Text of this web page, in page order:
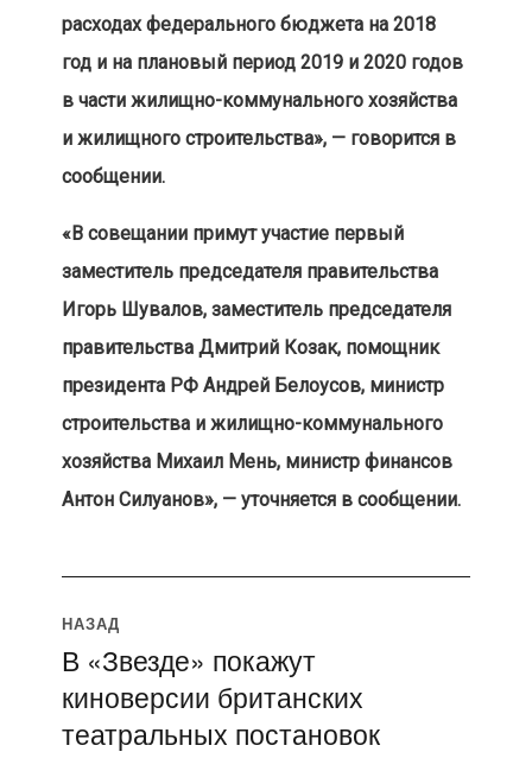
расходах федерального бюджета на 2018
год и на плановый период 2019 и 2020 годов
в части жилищно-коммунального хозяйства
и жилищного строительства», — говорится в
сообщении.
«В совещании примут участие первый
заместитель председателя правительства
Игорь Шувалов, заместитель председателя
правительства Дмитрий Козак, помощник
президента РФ Андрей Белоусов, министр
строительства и жилищно-коммунального
хозяйства Михаил Мень, министр финансов
Антон Силуанов», — уточняется в сообщении.
Навигация
по
записям
НАЗАД
Предыдущая
запись:
В «Звезде» покажут
киноверсии британских
театральных постановок